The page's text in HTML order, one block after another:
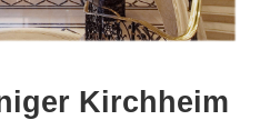
Kirchheim